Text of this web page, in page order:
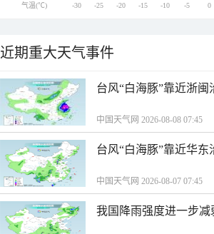
气温(℃) -30 -25 -20 -15 -10 -5 0
近期重大天气事件
台风“白海豚”靠近浙
中国天气网 2026-08-08 07:45
台风“白海豚”靠近华
中国天气网 2026-08-07 07:45
我国降雨强度进一步